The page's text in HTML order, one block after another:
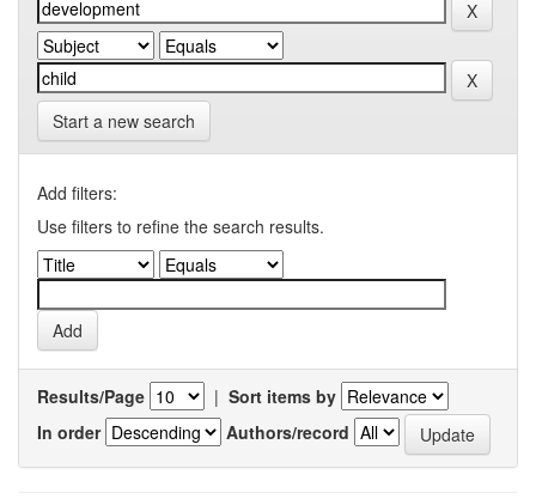
Start a new search
Add filters:
Use filters to refine the search results.
Results/Page | Sort items by
In order
Authors/record